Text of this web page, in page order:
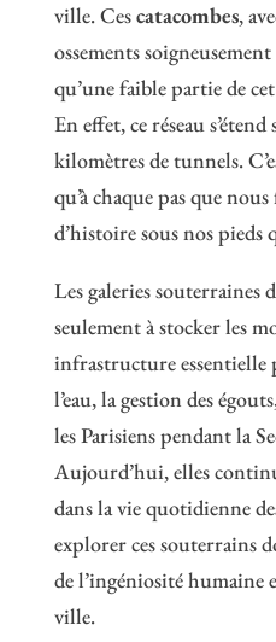
ville. Cescatacombes,
ossements
qu’une faible partie de
En effet, ce réseau
kilomètres de tunnels.
qu’à chaque pas que
d’histoire sous nos pieds
Les galeries souterraines
seulement à stocker les
infrastructure
l’eau, la gestion des
les Parisiens pendant la
Aujourd’hui, elles
dans la vie quotidienne
explorer ces souterrains
de l’ingéniosité humaine
ville.